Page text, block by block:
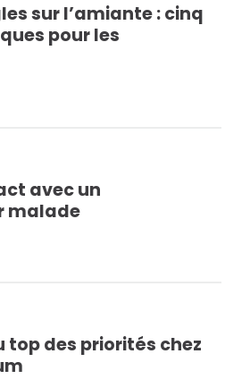
sur l’amiante : cinq
pour les
avec un
malade
top des priorités chez